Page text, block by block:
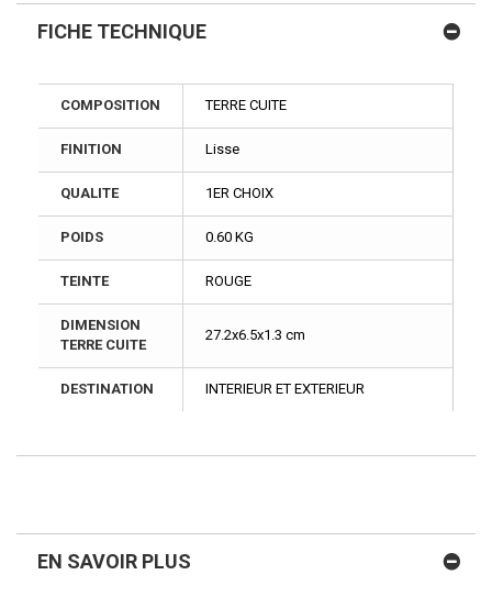
FICHE TECHNIQUE
COMPOSITION TERRE CUITE
FINITION Lisse
QUALITE 1ER CHOIX
POIDS 0.60 KG
TEINTE ROUGE
DIMENSION
TERRE CUITE
27.2x6.5x1.3 cm
DESTINATION INTERIEUR ET EXTERIEUR
EN SAVOIR PLUS